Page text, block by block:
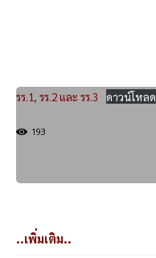
รร.1, รร.2 และ รร.3 ดาวน์โหลด
193
..เพิ่มเติม..